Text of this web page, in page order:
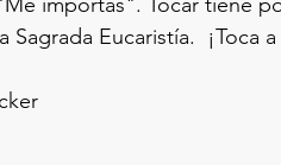
Eucaristía.  ¡Toca